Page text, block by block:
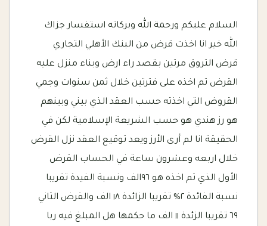
السلام عليكم ورحمة الله وبركاته استفسار جزاك
الله خير انا اخذت قرض من البنك الأهلي التجاري
قرض التروق مرتين بقصد راء ارض وبناء منزل عليه
القرض تم اخذه على فترتين خلال ثمن سنوات وجمي
القروض التي اخذته حسب العقد الذي بيني وبينهم
هو رز هندي هو حسب الشريعة الإسلامية لكن في
الحقيقة انا لم أرى الأرز ويعد توقيع العقد نزل القرض
خلال اربعه وعشرون ساعة في الحساب القرض
الأول الذي تم اخذه هو ٩٦الف ونسبة الفيدة تقريبا
نسبة الفائدة ٢% تقريبا الزائدة ١٨ الف والقرض الثاني
٦٩ تقريبا الزئدة ١١ الف ما حكمها هل المبلغ فيه ربا